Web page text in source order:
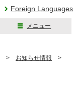
Foreign Languages
メニュー
> お知らせ情報 >